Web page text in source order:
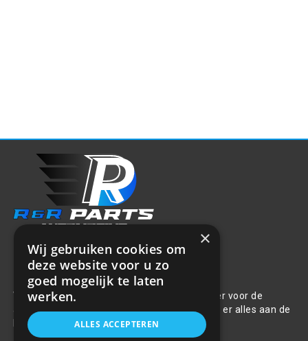
Over ons
Welkom bij R&R Parts Automotive, uw partner voor de
aanschaf van alle auto accessoires. Wij doen er alles aan de
beste selectie, service & prijs te bieden.
×
Wij gebruiken cookies om
deze website voor u zo
goed mogelijk te laten
werken.
ALLES ACCEPTEREN